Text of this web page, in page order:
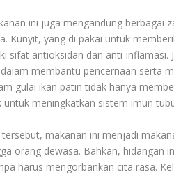
ini juga mengandung berbagai
Kunyit, yang di pakai untuk
sifat antioksidan dan anti-inflamasi.
membantu pencernaan serta
gulai ikan patin tidak hanya
meningkatkan sistem imun
makanan ini menjadi
orang dewasa. Bahkan, hidangan
harus mengorbankan cita rasa.